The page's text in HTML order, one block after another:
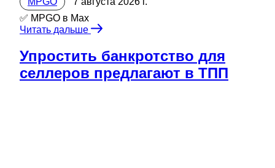
✅ MPGO в Мах
Читать дальше
Упростить банкротство для
селлеров предлагают в ТПП